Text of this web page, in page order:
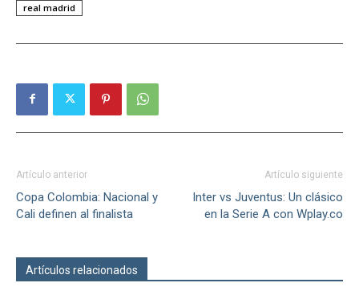
real madrid
Artículo anterior
Copa Colombia: Nacional y
Cali definen al finalista
Artículo siguiente
Inter vs Juventus: Un clásico
en la Serie A con Wplay.co
Artículos relacionados